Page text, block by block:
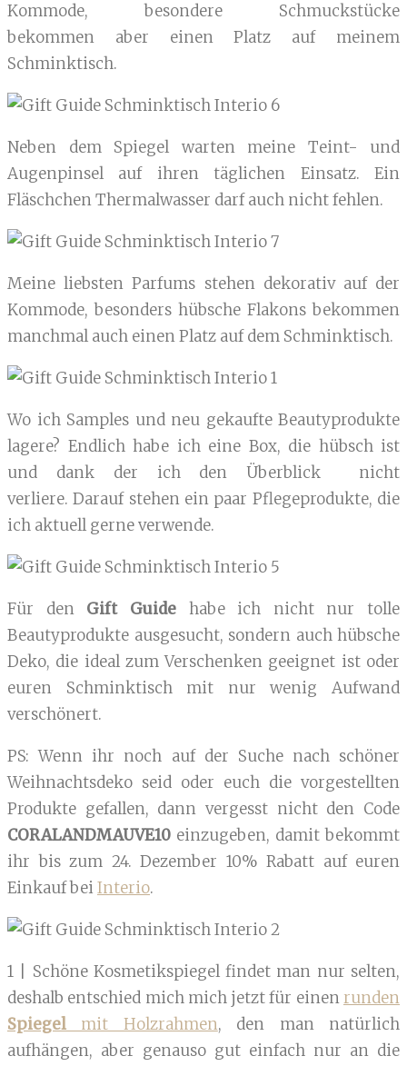
Kommode, besondere Schmuckstücke
bekommen aber einen Platz auf meinem
Schminktisch.
Neben dem Spiegel warten meine Teint- und
Augenpinsel auf ihren täglichen Einsatz. Ein
Fläschchen Thermalwasser darf auch nicht fehlen.
Meine liebsten Parfums stehen dekorativ auf der
Kommode, besonders hübsche Flakons bekommen
manchmal auch einen Platz auf dem Schminktisch.
Wo ich Samples und neu gekaufte Beautyprodukte
lagere? Endlich habe ich eine Box, die hübsch ist
und dank der ich den Überblick nicht
verliere. Darauf stehen ein paar Pflegeprodukte, die
ich aktuell gerne verwende.
Für den Gift Guidehabe ich nicht nur tolle
Beautyprodukte ausgesucht, sondern auch hübsche
Deko, die ideal zum Verschenken geeignet ist oder
euren Schminktisch mit nur wenig Aufwand
verschönert.
PS: Wenn ihr noch auf der Suche nach schöner
Weihnachtsdeko seid oder euch die vorgestellten
Produkte gefallen, dann vergesst nicht den Code
CORALANDMAUVE10 einzugeben, damit bekommt
ihr bis zum 24. Dezember 10% Rabatt auf euren
Einkauf bei Interio.
1 | Schöne Kosmetikspiegel findet man nur selten,
deshalb entschied mich mich jetzt für einenrunden
Spiegel mit Holzrahmen, den man natürlich
aufhängen, aber genauso gut einfach nur an die